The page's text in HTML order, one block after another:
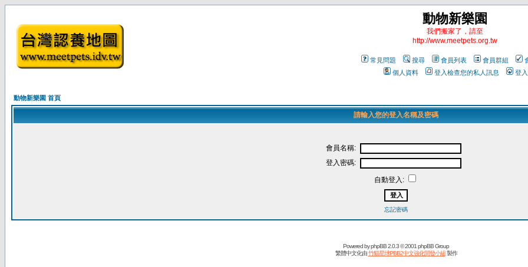
動物新樂園
我們搬家了，請至
http://www.meetpets.org.tw
常見問題 搜尋 會員列表 會員群組
個人資料
登入檢查您的私人訊息 登入
動物新樂園 首頁
請輸入您的登入名稱及密碼
會員名稱:
登入密碼:
自動登入:
忘記密碼
Powered byphpBB2.0.3 © 2001 phpBB Group
繁體中文化由竹貓星球PBB2中文強化開發小組製作